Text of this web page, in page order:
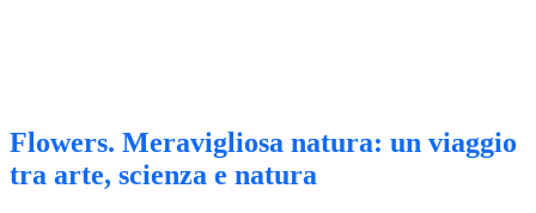
Flowers. Meravigliosa natura: un viaggio
tra arte, scienza e natura